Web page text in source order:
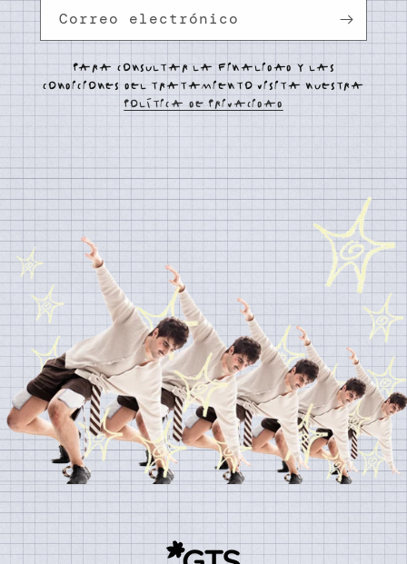
Correo electrónico
Para consultar la finalidad y las
condiciones del tratamiento visita nuestra
política de privacidad